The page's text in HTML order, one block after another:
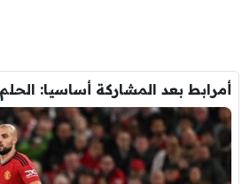
أمرابط بعد المشاركة أساسيا: